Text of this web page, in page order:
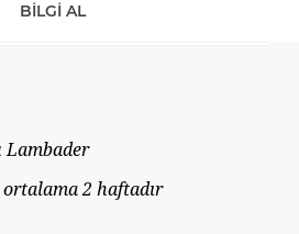
BILGI AL
Lambader
2 haftadır